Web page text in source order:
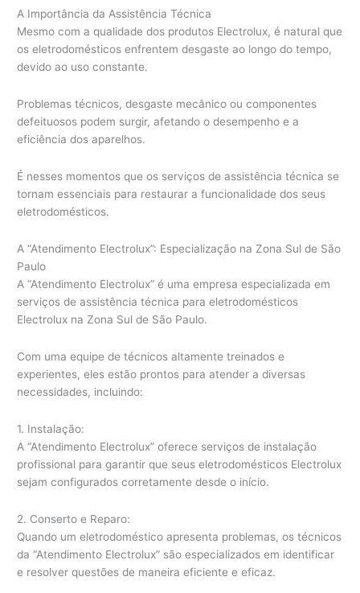
A Importância da Assistência Técnica
Mesmo com a qualidade dos produtos Electrolux, é natural que
os eletrodomésticos enfrentem desgaste ao longo do tempo,
devido ao uso constante.
Problemas técnicos, desgaste mecânico ou componentes
defeituosos podem surgir, afetando o desempenho e a
eficiência dos aparelhos.
É nesses momentos que os serviços de assistência técnica se
tornam essenciais para restaurar a funcionalidade dos seus
eletrodomésticos.
A “Atendimento Electrolux”: Especialização na Zona Sul de São
Paulo
A “Atendimento Electrolux” é uma empresa especializada em
serviços de assistência técnica para eletrodomésticos
Electrolux na Zona Sul de São Paulo.
Com uma equipe de técnicos altamente treinados e
experientes, eles estão prontos para atender a diversas
necessidades, incluindo:
1. Instalação:
A “Atendimento Electrolux” oferece serviços de instalação
profissional para garantir que seus eletrodomésticos Electrolux
sejam configurados corretamente desde o início.
2. Conserto e Reparo:
Quando um eletrodoméstico apresenta problemas, os técnicos
da “Atendimento Electrolux” são especializados em identificar
e resolver questões de maneira eficiente e eficaz.